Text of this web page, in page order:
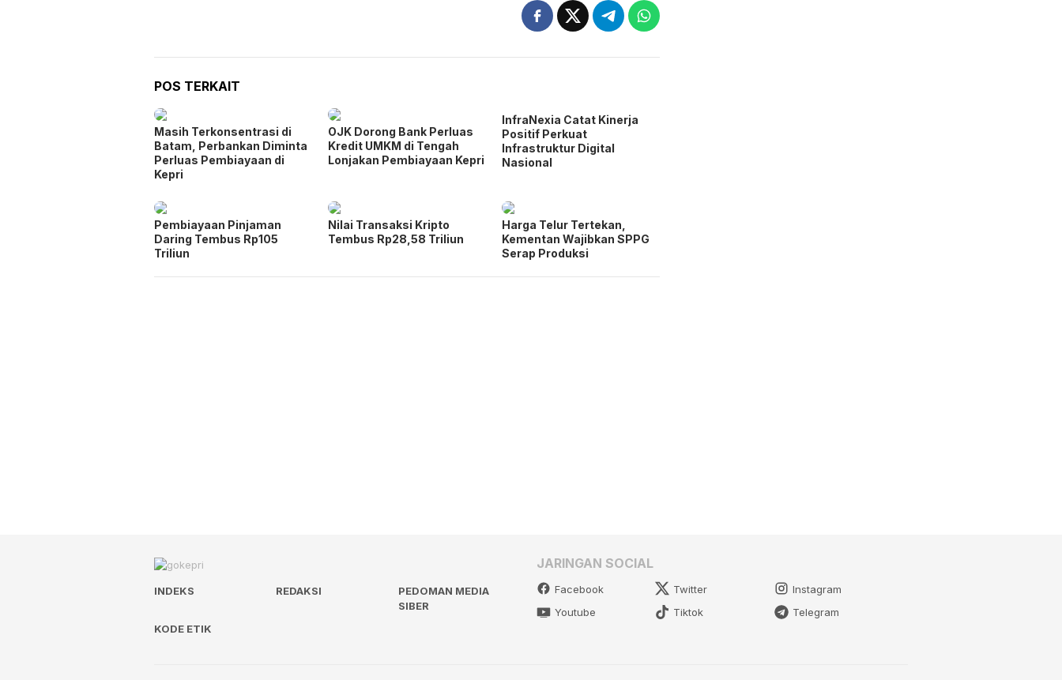
POS TERKAIT
Masih Terkonsentrasi di
Batam, Perbankan Diminta
Perluas Pembiayaan di
Kepri
OJK Dorong Bank Perluas
Kredit UMKM di Tengah
Lonjakan Pembiayaan Kepri
InfraNexia Catat Kinerja
Positif Perkuat
Infrastruktur Digital
Nasional
Pembiayaan Pinjaman
Daring Tembus Rp105
Triliun
Nilai Transaksi Kripto
Tembus Rp28,58 Triliun
Harga Telur Tertekan,
Kementan Wajibkan SPPG
Serap Produksi
INDEKS REDAKSI
PEDOMAN MEDIA
SIBER
KODE ETIK
JARINGAN SOCIAL
Facebook Twitter
Instagram
Youtube
Tiktok Telegram